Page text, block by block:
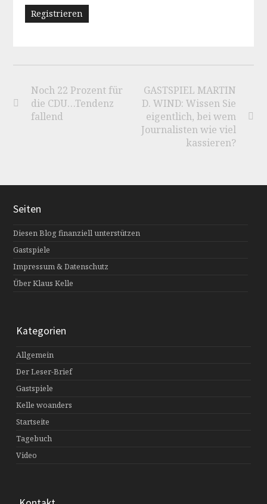
Noch 22 Prozent für
die CDU…Tendenz
fallend
GASTSPIEL MARTIN
D. WIND: Wissen Sie
eigentlich, bei wem
Journalisten wie viel
kassieren?
Seiten
Diesen Blog finanziell unterstützen
Gastspiele
Impressum & Datenschutz
Über Klaus Kelle
Kategorien
Allgemein
Der Leser-Brief
Gastspiele
Kelle woanders
Startseite
Tagebuch
Video